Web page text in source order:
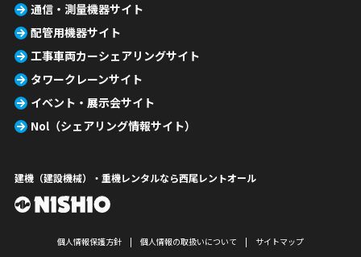
通信・測量機器サイト
配管用機器サイト
工事車両カーシェアリングサイト
タワークレーンサイト
イベント・展示会サイト
Nol（シェアリング情報サイト）
建機（建設機械）・重機レンタルなら西尾レントオール
個人情報保護方針 個人情報の取扱いについて サイトマップ